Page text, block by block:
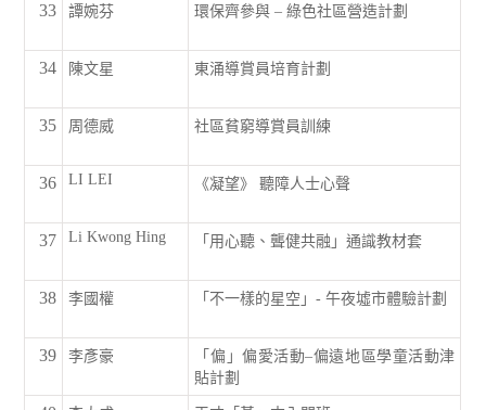
33 譚婉芬 環保齊參與 – 綠色社區營造計劃
34 陳文星 東涌導賞員培育計劃
35 周德威 社區貧窮導賞員訓練
36 LI LEI 《凝望》 聽障人士心聲
37 Li Kwong Hing 「用心聽、聾健共融」通識教材套
38 李國權 「不一樣的星空」- 午夜墟市體驗計劃
39 李彥豪
「偏」偏愛活動–偏遠地區學童活動津
貼計劃